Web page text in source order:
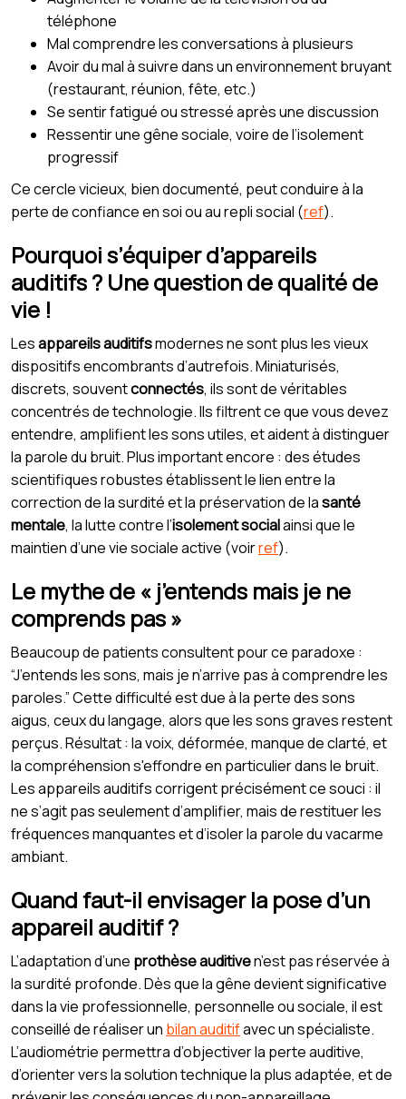
téléphone
Mal comprendre les conversations à plusieurs
Avoir du mal à suivre dans un environnement bruyant
(restaurant, réunion, fête, etc.)
Se sentir fatigué ou stressé après une discussion
Ressentir une gêne sociale, voire de l’isolement
progressif
Ce cercle vicieux, bien documenté, peut conduire à la
perte de confiance en soi ou au repli social (ref).
Pourquoi s’équiper d’appareils
auditifs ? Une question de qualité de
vie !
Lesappareils auditifsmodernes ne sont plus les vieux
dispositifs encombrants d’autrefois. Miniaturisés,
discrets, souventconnectés, ils sont de véritables
concentrés de technologie. Ils filtrent ce que vous devez
entendre, amplifient les sons utiles, et aident à distinguer
la parole du bruit. Plus important encore : des études
scientifiques robustes établissent le lien entre la
correction de la surdité et la préservation de lasanté
mentale, la lutte contre l’isolement socialainsi que le
maintien d’une vie sociale active (voirref).
Le mythe de « j’entends mais je ne
comprends pas »
Beaucoup de patients consultent pour ce paradoxe :
“J’entends les sons, mais je n’arrive pas à comprendre les
paroles.” Cette difficulté est due à la perte des sons
aigus, ceux du langage, alors que les sons graves restent
perçus. Résultat : la voix, déformée, manque de clarté, et
la compréhension s'effondre en particulier dans le bruit.
Les appareils auditifs corrigent précisément ce souci : il
ne s’agit pas seulement d’amplifier, mais de restituer les
fréquences manquantes et d’isoler la parole du vacarme
ambiant.
Quand faut-il envisager la pose d’un
appareil auditif ?
L’adaptation d’une prothèse auditiven’est pas réservée à
la surdité profonde. Dès que la gêne devient significative
dans la vie professionnelle, personnelle ou sociale, il est
conseillé de réaliser un bilan auditifavec un spécialiste.
L’audiométrie permettra d’objectiver la perte auditive,
d’orienter vers la solution technique la plus adaptée, et de